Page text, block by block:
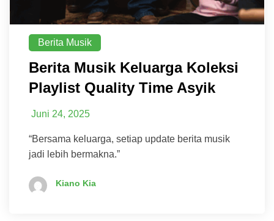
Berita Musik
Berita Musik Keluarga Koleksi
Playlist Quality Time Asyik
Juni 24, 2025
“Bersama keluarga, setiap update berita musik
jadi lebih bermakna.”
Kiano Kia